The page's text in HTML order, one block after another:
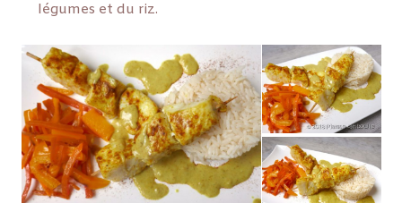
légumes et du riz.